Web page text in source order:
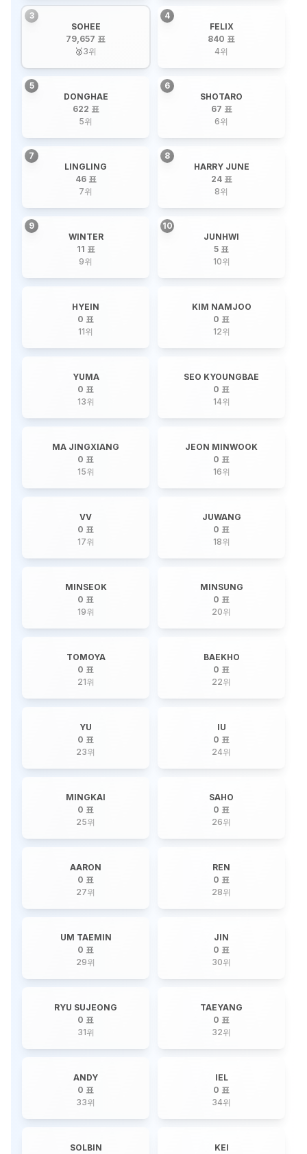
3
SOHEE
79,657 표
🥉3위
4
FELIX
840 표
4위
5
DONGHAE
622 표
5위
6
SHOTARO
67 표
6위
7
LINGLING
46 표
7위
8
HARRY JUNE
24 표
8위
9
WINTER
11 표
9위
10
JUNHWI
5 표
10위
HYEIN
0 표
11위
KIM NAMJOO
0 표
12위
YUMA
0 표
13위
SEO KYOUNGBAE
0 표
14위
MA JINGXIANG
0 표
15위
JEON MINWOOK
0 표
16위
VV
0 표
17위
JUWANG
0 표
18위
MINSEOK
0 표
19위
MINSUNG
0 표
20위
TOMOYA
0 표
21위
BAEKHO
0 표
22위
YU
0 표
23위
IU
0 표
24위
MINGKAI
0 표
25위
SAHO
0 표
26위
AARON
0 표
27위
REN
0 표
28위
UM TAEMIN
0 표
29위
JIN
0 표
30위
RYU SUJEONG
0 표
31위
TAEYANG
0 표
32위
ANDY
0 표
33위
IEL
0 표
34위
SOLBIN
KEI